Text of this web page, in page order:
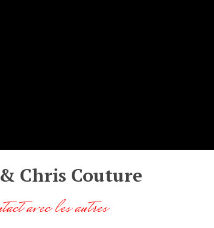
Chris Couture
avec les autres